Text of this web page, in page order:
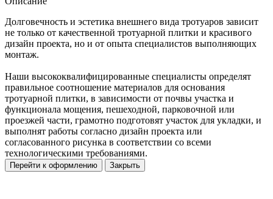
Долговечность и эстетика внешнего вида тротуаров зависит
не только от качественной тротуарной плитки и красивого
дизайн проекта, но и от опыта специалистов выполняющих
монтаж.
Наши высококвалифицированные специалисты определят
правильное соотношение материалов для основания
тротуарной плитки, в зависимости от почвы участка и
функционала мощения, пешеходной, парковочной или
проезжей части, грамотно подготовят участок для укладки, и
выполнят работы согласно дизайн проекта или
согласованного рисунка в соответствии со всеми
технологическими требованиями.
Перейти к оформлению Закрыть